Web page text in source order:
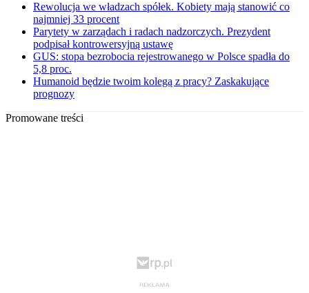
Rewolucja we władzach spółek. Kobiety mają stanowić co
najmniej 33 procent
Parytety w zarządach i radach nadzorczych. Prezydent
podpisał kontrowersyjną ustawę
GUS: stopa bezrobocia rejestrowanego w Polsce spadła do
5,8 proc.
Humanoid będzie twoim kolegą z pracy? Zaskakujące
prognozy
Promowane treści